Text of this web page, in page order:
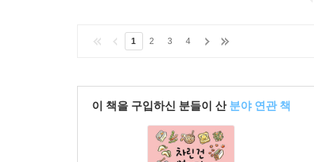
1 2 3 4
이 책을 구입하신 분들이 산 분야 연관 책